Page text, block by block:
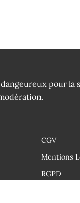
pour la
CGV
Mentions
RGPD